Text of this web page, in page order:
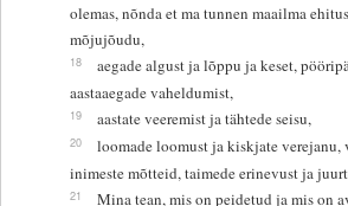
olemas, nõnda et ma tunnen maailma
mõjujõudu,
18
aegade algust ja lõppu ja keset,
aastaaegade vaheldumist,
19 aastate veeremist ja tähtede seisu,
20
loomade loomust ja kiskjate verejanu,
inimeste mõtteid, taimede erinevust ja
21
Mina tean, mis on peidetud ja mis on